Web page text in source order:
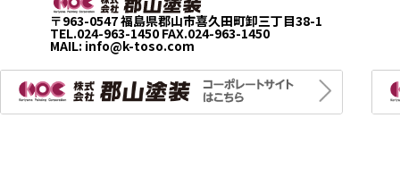
〒963-0547 福島県郡山市喜久田町卸三丁目38-1
TEL.024-963-1450 FAX.024-963-1450
MAIL: info@k-toso.com